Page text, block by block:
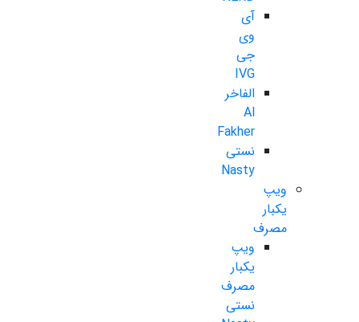
آی
وی
جی
IVG
الفاخر
Al
Fakher
نستی
Nasty
ویپ
یکبار
مصرف
ویپ
یکبار
مصرف
نستی